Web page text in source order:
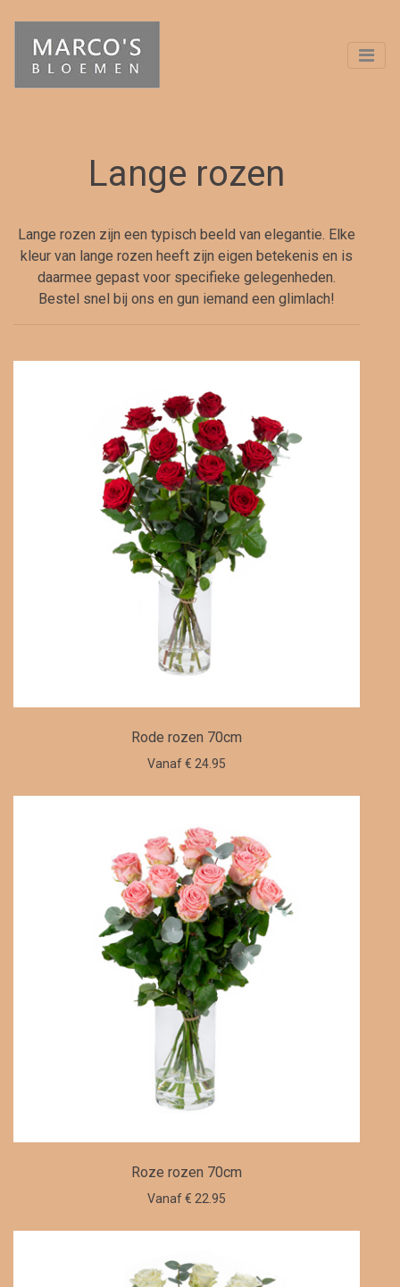
Lange rozen
Lange rozen zijn een typisch beeld van elegantie. Elke
kleur van lange rozen heeft zijn eigen betekenis en is
daarmee gepast voor specifieke gelegenheden.
Bestel snel bij ons en gun iemand een glimlach!
Rode rozen 70cm
Vanaf € 24.95
Roze rozen 70cm
Vanaf € 22.95